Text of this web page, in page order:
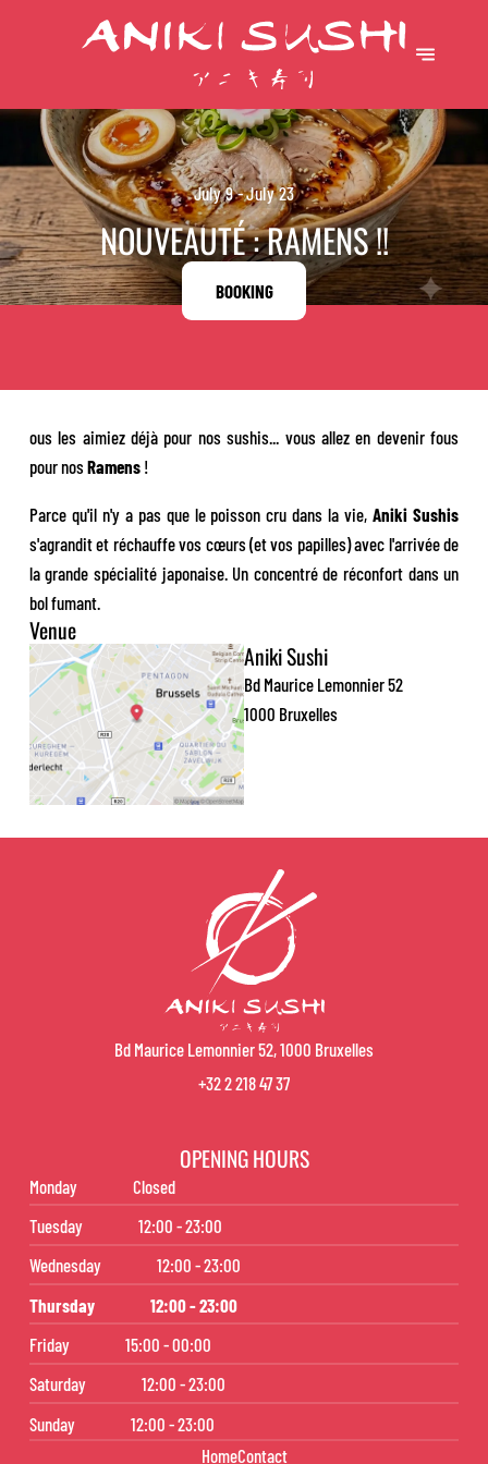
July 9 - July 23
NOUVEAUTÉ : RAMENS !!
BOOKING
ous les aimiez déjà pour nos sushis... vous allez en devenir fous
pour nosRamens!
Parce qu'il n'y a pas que le poisson cru dans la vie,Aniki Sushis
s'agrandit et réchauffe vos cœurs (et vos papilles) avec l'arrivée de
la grande spécialité japonaise. Un concentré de réconfort dans un
bol fumant.
Venue
Aniki Sushi
Bd Maurice Lemonnier 52
1000 Bruxelles
Bd Maurice Lemonnier 52, 1000 Bruxelles
+32 2 218 47 37
OPENING HOURS
Monday
Closed
Tuesday
12:00 - 23:00
Wednesday
12:00 - 23:00
Thursday
12:00 - 23:00
Friday
15:00 - 00:00
Saturday
12:00 - 23:00
Sunday
12:00 - 23:00
HomeContact